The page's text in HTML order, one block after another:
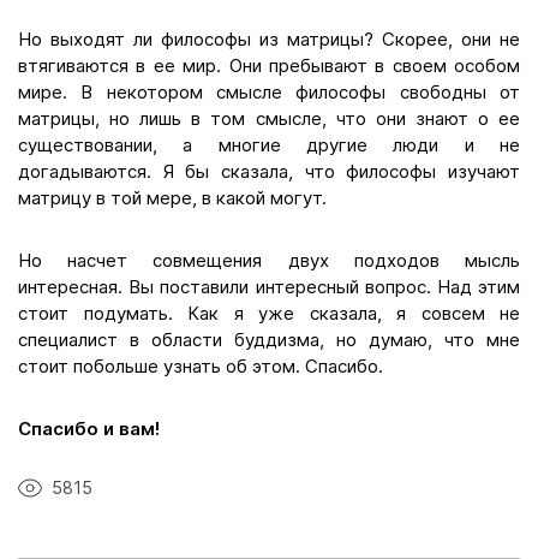
Но выходят ли философы из матрицы? Скорее, они не
втягиваются в ее мир. Они пребывают в своем особом
мире. В некотором смысле философы свободны от
матрицы, но лишь в том смысле, что они знают о ее
существовании, а многие другие люди и не
догадываются. Я бы сказала, что философы изучают
матрицу в той мере, в какой могут.
Но насчет совмещения двух подходов мысль
интересная. Вы поставили интересный вопрос. Над этим
стоит подумать. Как я уже сказала, я совсем не
специалист в области буддизма, но думаю, что мне
стоит побольше узнать об этом. Спасибо.
Спасибо и вам!
5815